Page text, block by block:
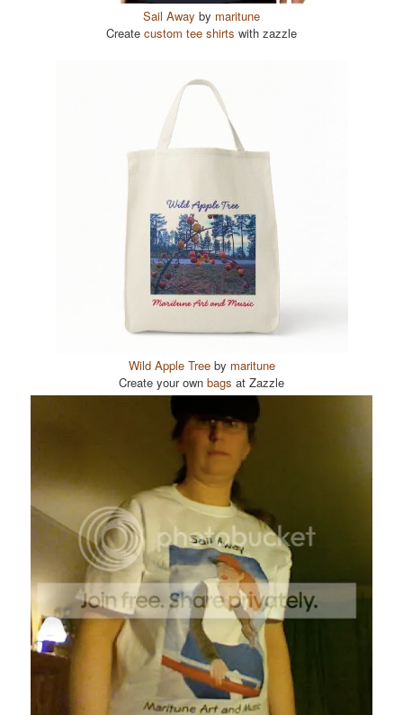
Sail Away by maritune
Create custom tee shirts with zazzle
Wild Apple Treeby maritune
Create your own bags at Zazzle